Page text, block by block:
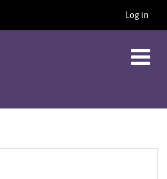
Log in